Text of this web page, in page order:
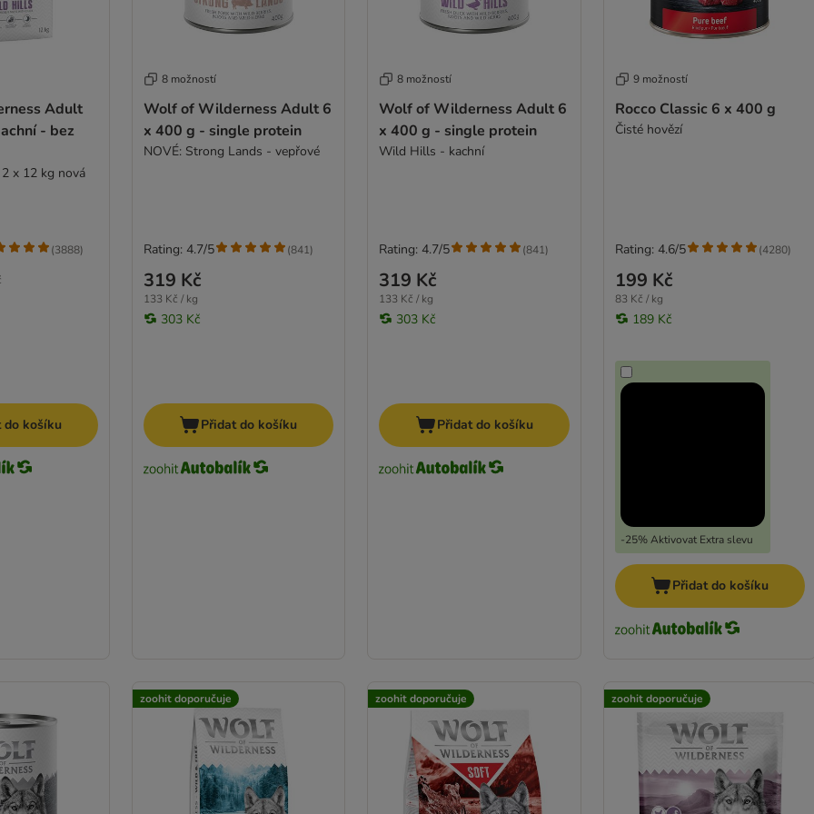
Adult
- bez
x 12 kg nová
(3888)
do košíku
8 možností
Wolf of Wilderness Adult 6
x 400 g - single protein
NOVÉ: Strong Lands - vepřové
319 Kč
133 Kč / kg
303 Kč
Rating: 4.7/5 (841)
Přidat do košíku
8 možností
Wolf of Wilderness Adult 6
x 400 g - single protein
Wild Hills - kachní
319 Kč
133 Kč / kg
303 Kč
Rating: 4.7/5 (841)
Přidat do košíku
9 možností
Rocco Classic 6 x 400 g
Čisté hovězí
199 Kč
83 Kč / kg
189 Kč
-25% Aktivovat Extra slevu
Rating: 4.6/5 (4280)
Přidat do košíku
zoohit doporučuje zoohit doporučuje zoohit doporučuje